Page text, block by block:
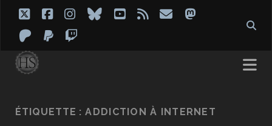
twitterfacebook
instagram
blueskyyoutube
rss emailmastodon
patreon
paypal
ÉTIQUETTE :ADDICTION À INTERNET